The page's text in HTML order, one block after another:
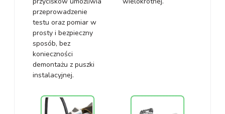
przeprowadzenie
testu oraz pomiar w
prosty i bezpieczny
sposób, bez
konieczności
demontażu z puszki
instalacyjnej.